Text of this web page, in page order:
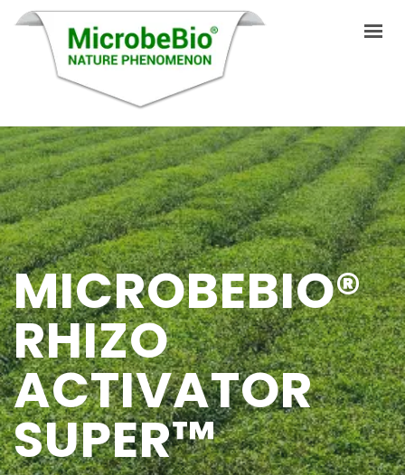
INICIO
IDIOMAS
PRODUCTOS
VIDEO
RECURSOS
APLICACIONES
BLOG
Q&A
CONTÁCTENOS
MICROBEBIO®
RHIZO
ACTIVATOR
SUPER™